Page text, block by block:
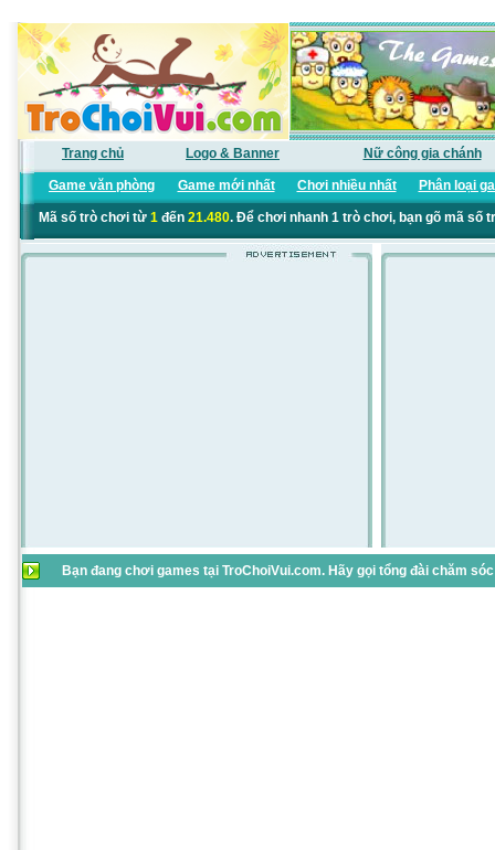
Trang chủ Logo & Banner Nữ công gia chánh
Game văn phòng Game mới nhất Chơi nhiều nhất Phân loại
Mã số trò chơi từ 1đến 21.480. Để chơi nhanh 1 trò chơi, bạn gõ mã số
Bạn đang chơi games tại TroChoiVui.com. Hãy gọi tổng đài chăm